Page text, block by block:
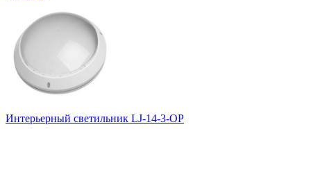
Интерьерный светильник LJ-14-3-OP